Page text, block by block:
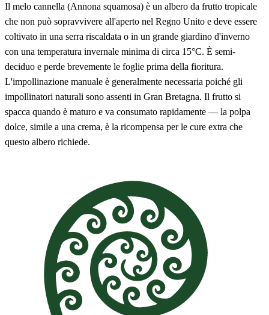
Il melo cannella (Annona squamosa) è un albero da frutto tropicale
che non può sopravvivere all'aperto nel Regno Unito e deve essere
coltivato in una serra riscaldata o in un grande giardino d'inverno
con una temperatura invernale minima di circa 15°C. È semi-
deciduo e perde brevemente le foglie prima della fioritura.
L'impollinazione manuale è generalmente necessaria poiché gli
impollinatori naturali sono assenti in Gran Bretagna. Il frutto si
spacca quando è maturo e va consumato rapidamente — la polpa
dolce, simile a una crema, è la ricompensa per le cure extra che
questo albero richiede.